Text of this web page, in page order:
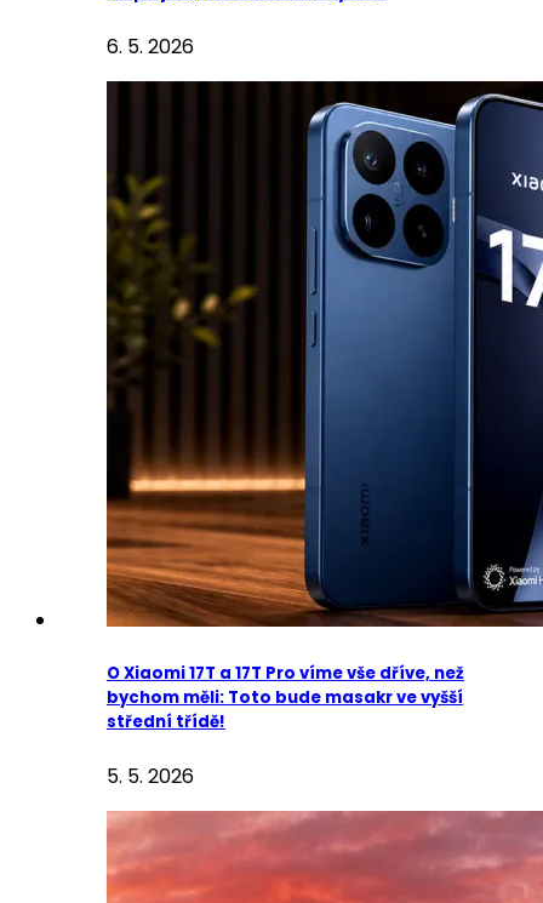
6. 5. 2026
O Xiaomi 17T a 17T Pro víme vše dříve, než
bychom měli: Toto bude masakr ve vyšší
střední třídě!
5. 5. 2026